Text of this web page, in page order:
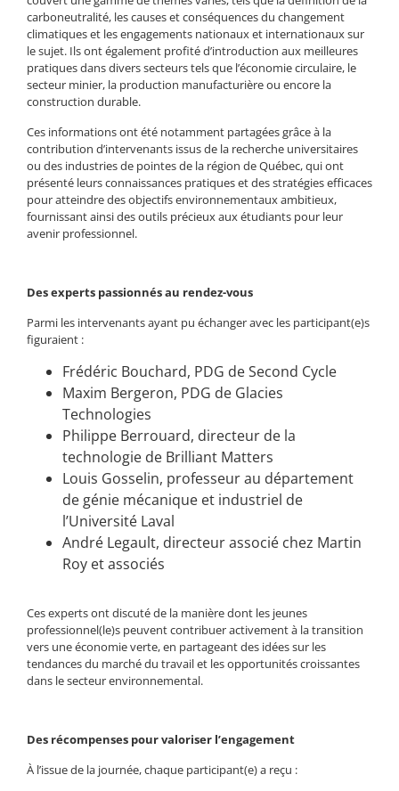
carboneutralité, les causes et conséquences du changement
climatiques et les engagements nationaux et internationaux sur
le sujet. Ils ont également profité d’introduction aux meilleures
pratiques dans divers secteurs tels que l’économie circulaire, le
secteur minier, la production manufacturière ou encore la
construction durable.
Ces informations ont été notamment partagées grâce à la
contribution d’intervenants issus de la recherche universitaires
ou des industries de pointes de la région de Québec, qui ont
présenté leurs connaissances pratiques et des stratégies efficaces
pour atteindre des objectifs environnementaux ambitieux,
fournissant ainsi des outils précieux aux étudiants pour leur
avenir professionnel.
Des experts passionnés au rendez-vous
Parmi les intervenants ayant pu échanger avec les participant(e)s
figuraient :
Frédéric Bouchard, PDG de Second Cycle
Maxim Bergeron, PDG de Glacies
Technologies
Philippe Berrouard, directeur de la
technologie de Brilliant Matters
Louis Gosselin, professeur au département
de génie mécanique et industriel de
l’Université Laval
André Legault, directeur associé chez Martin
Roy et associés
Ces experts ont discuté de la manière dont les jeunes
professionnel(le)s peuvent contribuer activement à la transition
vers une économie verte, en partageant des idées sur les
tendances du marché du travail et les opportunités croissantes
dans le secteur environnemental.
Des récompenses pour valoriser l’engagement
À l’issue de la journée, chaque participant(e) a reçu :